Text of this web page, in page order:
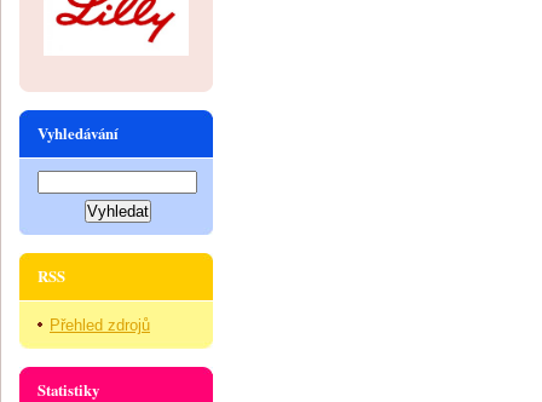
Vyhledávání
RSS
Přehled zdrojů
Statistiky